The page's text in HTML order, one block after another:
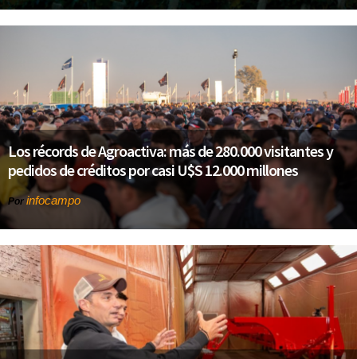
Los récords de Agroactiva: más de 280.000 visitantes y
pedidos de créditos por casi U$S 12.000 millones
Por infocampo